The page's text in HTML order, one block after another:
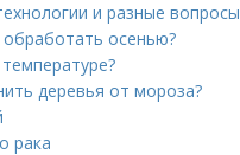
и разные вопросы
осенью?
деревья от мороза?
рака